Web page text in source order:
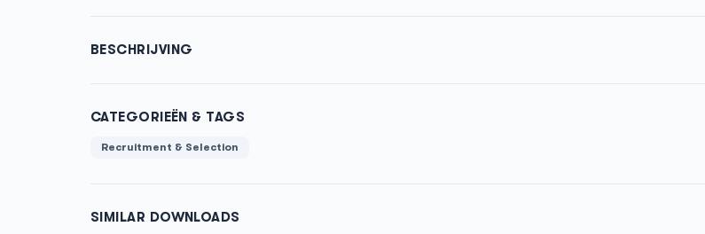
BESCHRIJVING
CATEGORIEËN & TAGS
Recruitment & Selection
SIMILAR DOWNLOADS